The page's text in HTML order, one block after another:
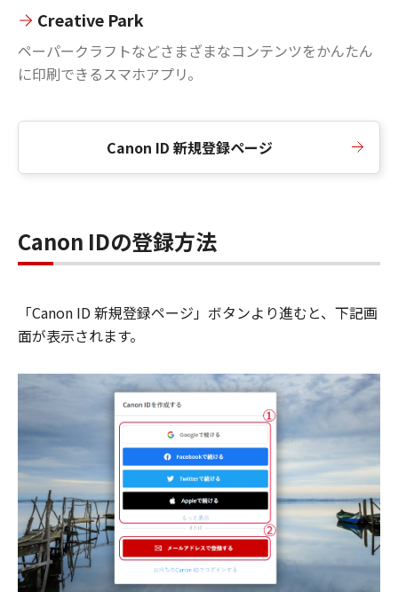
Creative Park
ペーパークラフトなどさまざまなコンテンツをかんたん
に印刷できるスマホアプリ。
Canon ID 新規登録ページ
Canon IDの登録方法
「Canon ID 新規登録ページ」ボタンより進むと、下記画
面が表示されます。